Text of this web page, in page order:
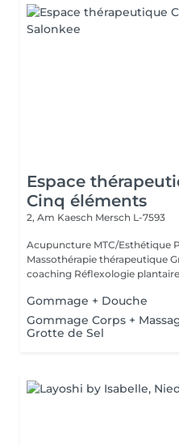
Espace
Cinq éléments
2, Am Kaesch Mersch L-7593
Acupuncture MTC/Esthétique
Massothérapie thérapeutique
coaching Réflexologie
Gommage + Douche
Gommage Corps +
Grotte de Sel